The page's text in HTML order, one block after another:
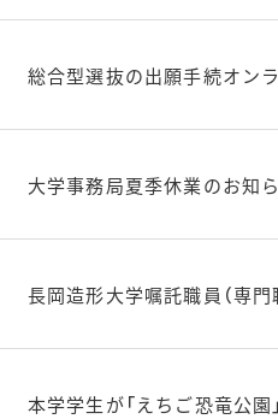
総合型選抜の出願手続オン
大学事務局夏季休業のお知
長岡造形大学嘱託職員（専門
本学学生が「えちご恐竜公